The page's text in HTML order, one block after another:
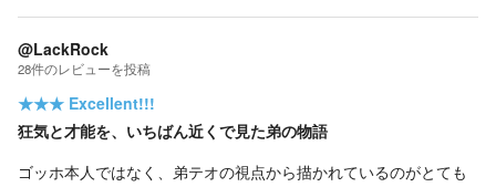
@LackRock
28件のレビューを投稿
★★★ Excellent!!!
狂気と才能を、いちばん近くで見た弟の物語
ゴッホ本人ではなく、弟テオの視点から描かれているのがとても